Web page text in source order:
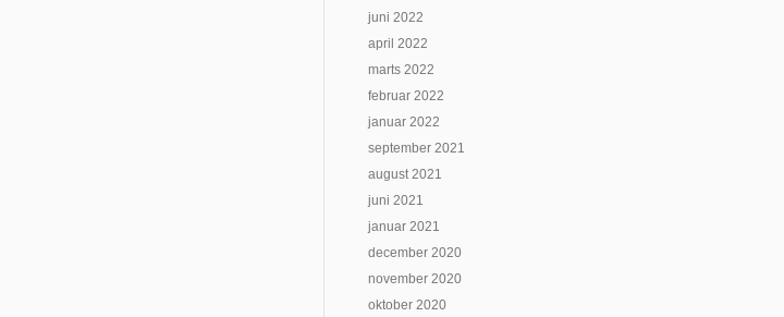
juni 2022
april 2022
marts 2022
februar 2022
januar 2022
september 2021
august 2021
juni 2021
januar 2021
december 2020
november 2020
oktober 2020